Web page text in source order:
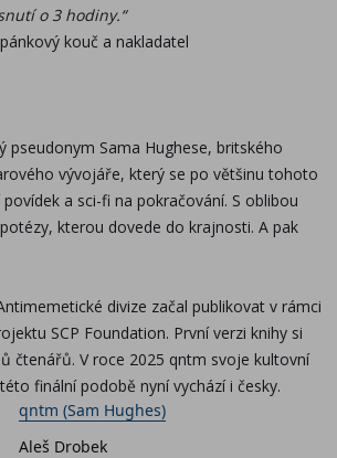
o 3 hodiny.“
kouč a nakladatel
pseudonym Sama Hughese, britského
vývojáře, který se po většinu tohoto
a sci-fi na pokračování. S oblibou
kterou dovede do krajnosti. A pak
divize začal publikovat v rámci
SCP Foundation. První verzi knihy si
čtenářů. V roce 2025 qntm svoje kultovní
finální podobě nyní vychází i česky.
qntm (Sam Hughes)
Aleš Drobek